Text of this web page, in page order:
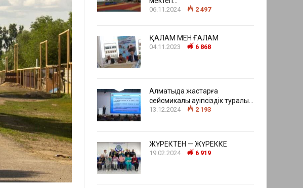
06.11.2024 2 497
ҚАЛАМ МЕН ҒАЛАМ
04.11.2023 6 868
Алматыда жастарға
сейсмикалық қауіпсіздік туралы…
13.12.2024 2 193
ЖҮРЕКТЕН — ЖҮРЕККЕ
19.02.2024 6 919